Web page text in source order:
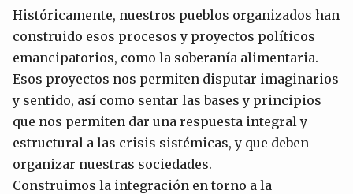
Históricamente, nuestros pueblos organizados han
construido esos procesos y proyectos políticos
emancipatorios, como la soberanía alimentaria.
Esos proyectos nos permiten disputar imaginarios
y sentido, así como sentar las bases y principios
que nos permiten dar una respuesta integral y
estructural a las crisis sistémicas, y que deben
organizar nuestras sociedades.
Construimos la integración en torno a la